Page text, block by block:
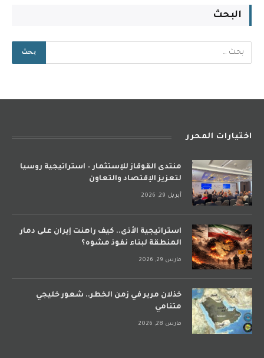
البحث
اختيارات المحرر
منتدى القوقاز للإستثمار – استراتيجية روسيا
لتعزيز الإقتصاد والتعاون
أبريل 29, 2026
استراتيجية الأذى.. كيف راهنت إيران على دمار
المنطقة لبناء نفوذ مشوه؟
مارس 29, 2026
خذلان مرير في زمن الخطر.. شعور خليجي
متنامي
مارس 28, 2026